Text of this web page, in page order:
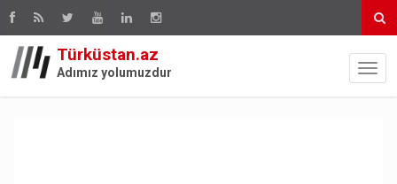
Türküstan.az
Adımız yolumuzdur